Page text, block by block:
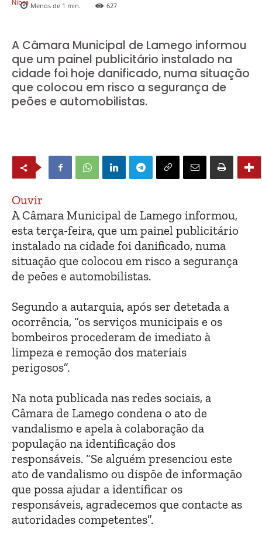
Menos de 1 min. 627
A Câmara Municipal de Lamego informou
que um painel publicitário instalado na
cidade foi hoje danificado, numa situação
que colocou em risco a segurança de
peões e automobilistas.
Ouvir
A Câmara Municipal de Lamego informou,
esta terça-feira, que um painel publicitário
instalado na cidade foi danificado, numa
situação que colocou em risco a segurança
de peões e automobilistas.
Segundo a autarquia, após ser detetada a
ocorrência, “os serviços municipais e os
bombeiros procederam de imediato à
limpeza e remoção dos materiais
perigosos”.
Na nota publicada nas redes sociais, a
Câmara de Lamego condena o ato de
vandalismo e apela à colaboração da
população na identificação dos
responsáveis. “Se alguém presenciou este
ato de vandalismo ou dispõe de informação
que possa ajudar a identificar os
responsáveis, agradecemos que contacte as
autoridades competentes”.